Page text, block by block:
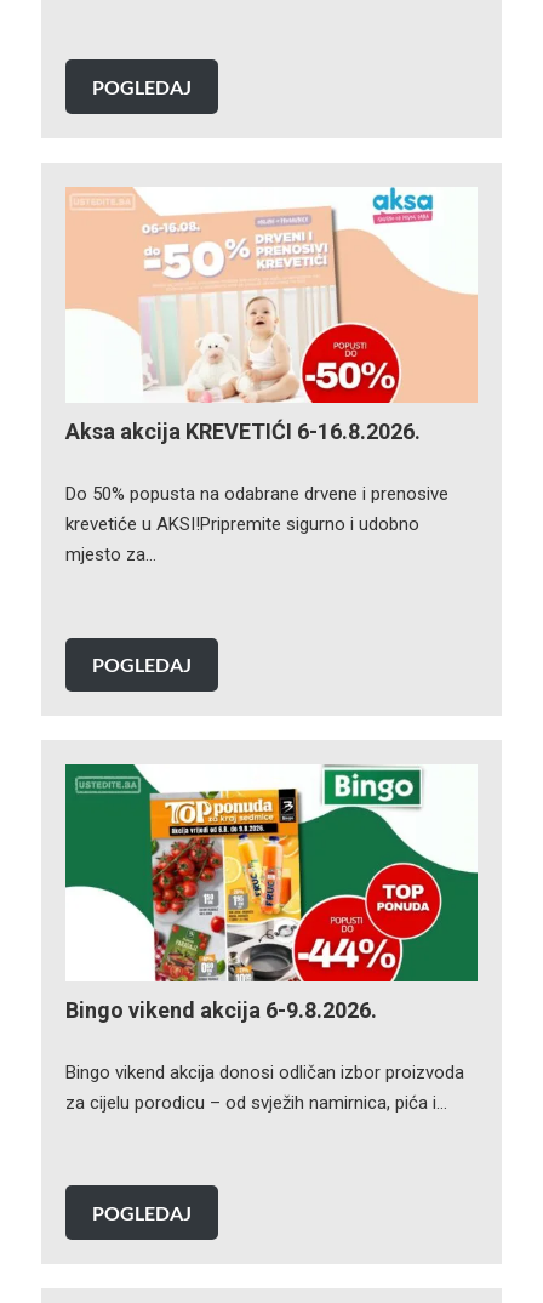
POGLEDAJ
Aksa akcija KREVETIĆI 6-16.8.2026.
Do 50% popusta na odabrane drvene i prenosive
krevetiće u AKSI!Pripremite sigurno i udobno
mjesto za…
POGLEDAJ
Bingo vikend akcija 6-9.8.2026.
Bingo vikend akcija donosi odličan izbor proizvoda
za cijelu porodicu – od svježih namirnica, pića i…
POGLEDAJ